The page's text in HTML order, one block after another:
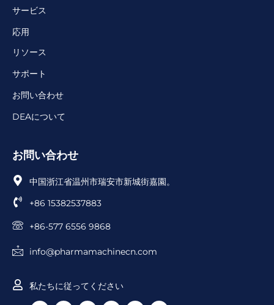
サービス
応用
リソース
サポート
お問い合わせ
DEAについて
お問い合わせ
中国浙江省温州市瑞安市新城街嘉園。
+86 15382537883
+86-577 6556 9868
info@pharmamachinecn.com
私たちに従ってください